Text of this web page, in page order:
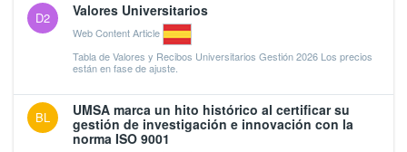
D2 Valores Universitarios
Web Content Article
Tabla de Valores y Recibos Universitarios Gestión 2026 Los precios
están en fase de ajuste.
BL
UMSA marca un hito histórico al certificar su
gestión de investigación e innovación con la
norma ISO 9001